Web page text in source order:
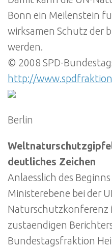
Bonn ein Meilenstein
wirksamen Schutz der
werden.
© 2008 SPD-
http://
Berlin
deutliches Zeichen
Anlaesslich des
Ministerebene bei der
Naturschutzkonferenz
zustaendigen
Bundestagsfraktion